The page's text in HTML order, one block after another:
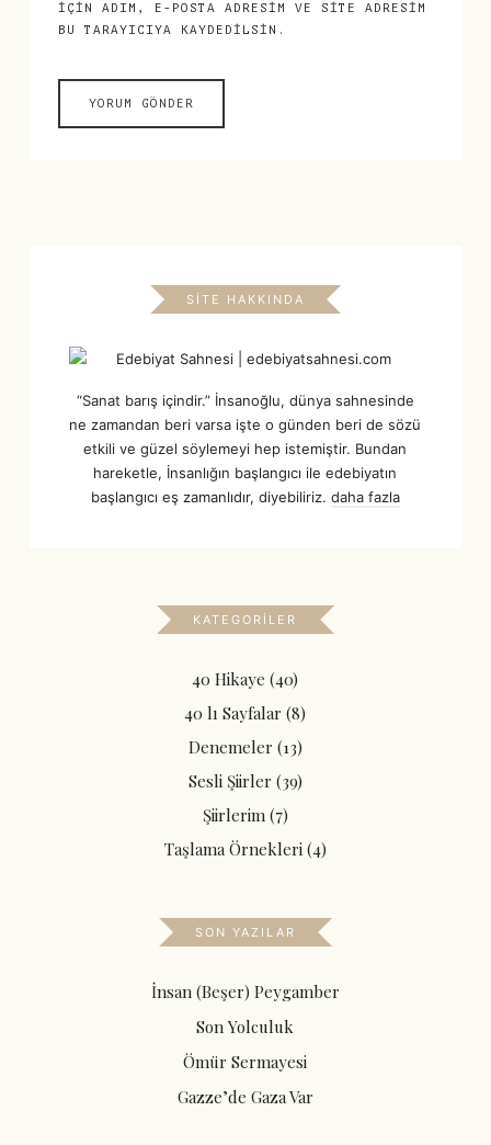
IÇIN ADIM, E-POSTA ADRESIM VE SITE ADRESIM
BU TARAYICIYA KAYDEDILSIN.
SITE HAKKINDA
“Sanat barış içindir.” İnsanoğlu, dünya sahnesinde
ne zamandan beri varsa işte o günden beri de sözü
etkili ve güzel söylemeyi hep istemiştir. Bundan
hareketle, İnsanlığın başlangıcı ile edebiyatın
başlangıcı eş zamanlıdır, diyebiliriz. daha fazla
KATEGORILER
40 Hikaye (40)
40 lı Sayfalar (8)
Denemeler (13)
Sesli Şiirler (39)
Şiirlerim(7)
Taşlama Örnekleri(4)
SON YAZILAR
İnsan (Beşer) Peygamber
Son Yolculuk
Ömür Sermayesi
Gazze’de Gaza Var